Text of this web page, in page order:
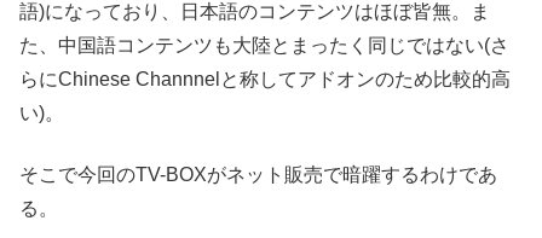
語)になっており、日本語のコンテンツはほぼ皆無。ま
た、中国語コンテンツも大陸とまったく同じではない(さ
らにChinese Channnelと称してアドオンのため比較的高
い)。
そこで今回のTV-BOXがネット販売で暗躍するわけであ
る。